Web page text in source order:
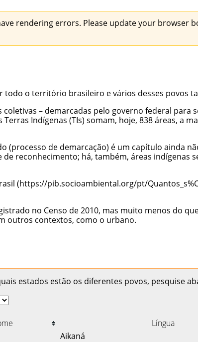
rendering errors. Please update your browser
o território brasileiro e vários desses povos
– demarcadas pelo governo federal
Terras Indígenas (TIs) somam, hoje, 838 áreas, a
(processo de demarcação) é um capítulo ainda
reconhecimento; há, também, áreas indígenas
no Censo de 2010, mas muito menos do
outros contextos, como o urbano.
estados estão os diferentes povos, pesquise
Língua
Aikaná